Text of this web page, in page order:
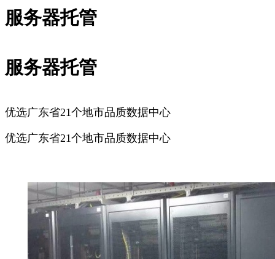
服务器托管
服务器托管
优选广东省21个地市品质数据中心
优选广东省21个地市品质数据中心